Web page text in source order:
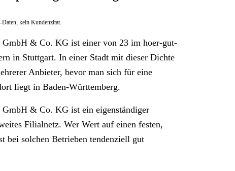
kein Kundenzitat.
& Co. KG ist einer von 23 im hoer-gut-
in Stuttgart. In einer Stadt mit dieser Dichte
Anbieter, bevor man sich für eine
liegt in Baden-Württemberg.
& Co. KG ist ein eigenständiger
Filialnetz. Wer Wert auf einen festen,
bei solchen Betrieben tendenziell gut